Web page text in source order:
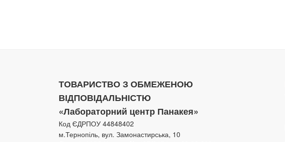
ТОВАРИСТВО З ОБМЕЖЕНОЮ
ВІДПОВІДАЛЬНІСТЮ
«Лабораторний центр Панакея»
Код ЄДРПОУ 44848402
м.Тернопіль, вул. Замонастирська, 10